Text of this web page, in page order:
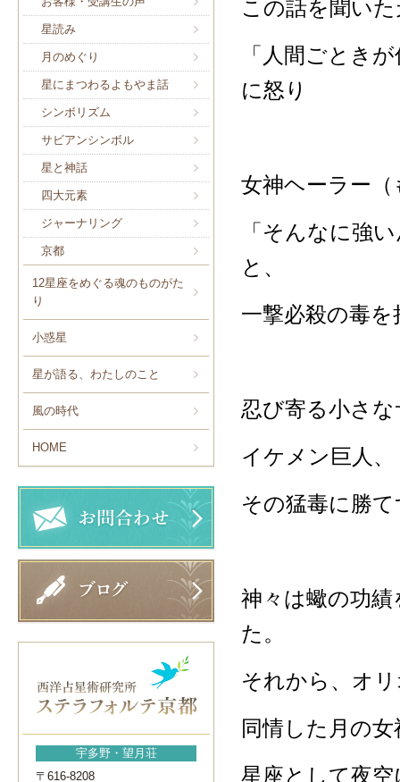
星読み
月のめぐり
星にまつわるよもやま話
シンボリズム
サビアンシンボル
星と神話
四大元素
ジャーナリング
京都
12星座をめぐる魂のものがた
り
小惑星
星が語る、わたしのこと
風の時代
HOME
宇多野・望月荘
〒616-8208
この話を聞い
「人間ごとき
に怒り
女神ヘーラー
「そんなに強
と、
一撃必殺の毒
忍び寄る小さ
イケメン巨人
その猛毒に勝
神々は蠍の功
た。
それから、オ
同情した月の
星座として夜